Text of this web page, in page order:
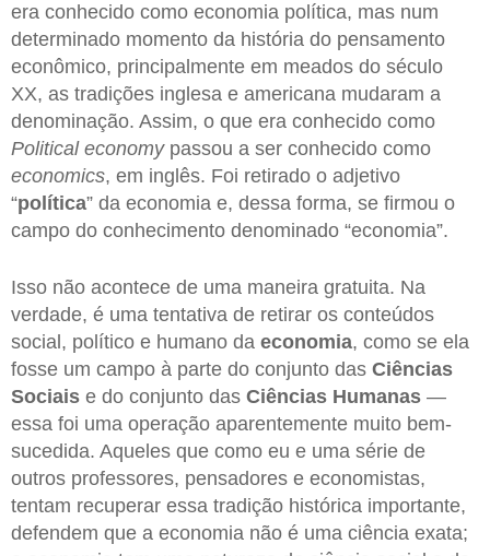
era conhecido como economia política, mas num
determinado momento da história do pensamento
econômico, principalmente em meados do século
XX, as tradições inglesa e americana mudaram a
denominação. Assim, o que era conhecido como
Political economypassou a ser conhecido como
economics, em inglês. Foi retirado o adjetivo
“política” da economia e, dessa forma, se firmou o
campo do conhecimento denominado “economia”.
Isso não acontece de uma maneira gratuita. Na
verdade, é uma tentativa de retirar os conteúdos
social, político e humano da economia, como se ela
fosse um campo à parte do conjunto das Ciências
Sociais e do conjunto das Ciências Humanas —
essa foi uma operação aparentemente muito bem-
sucedida. Aqueles que como eu e uma série de
outros professores, pensadores e economistas,
tentam recuperar essa tradição histórica importante,
defendem que a economia não é uma ciência exata;